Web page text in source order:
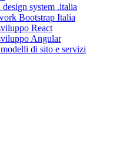
system .italia
Bootstrap Italia
React
Angular
di sito e servizi